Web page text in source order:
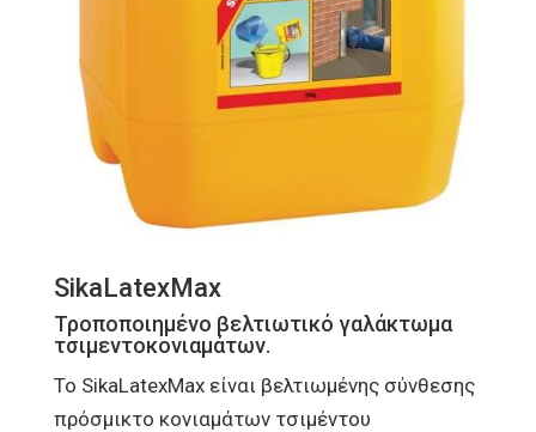
SikaLatexMax
Τροποποιημένο βελτιωτικό γαλάκτωμα
τσιμεντοκονιαμάτων.
Το SikaLatexMax είναι βελτιωμένης σύνθεσης
πρόσμικτο κονιαμάτων τσιμέντου